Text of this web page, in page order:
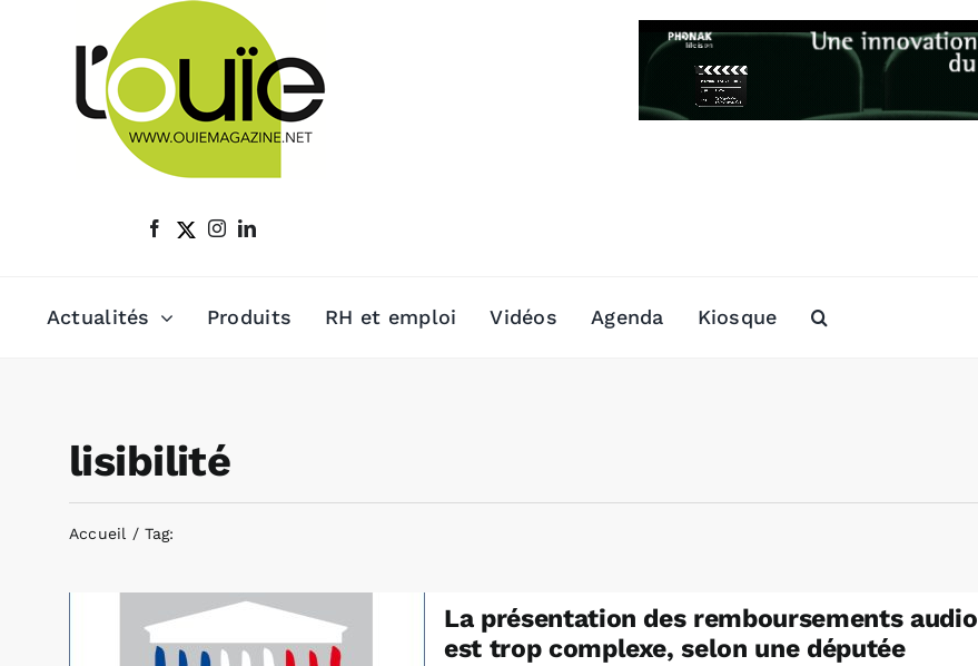
Actualités Produits RH et emploi Vidéos Agenda Kiosque
lisibilité
Accueil Tag:
La présentation des remboursements audio
est trop complexe, selon une députée